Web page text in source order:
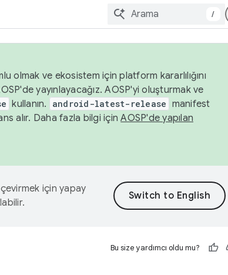
/
olmak ve ekosistem için platform kararlılığını
yayınlayacağız. AOSP'yi oluşturmak ve
kullanın. android-latest-release manifest
alır. Daha fazla bilgi içinAOSP'de yapılan
için yapay
Bu size yardımcı oldu mu?